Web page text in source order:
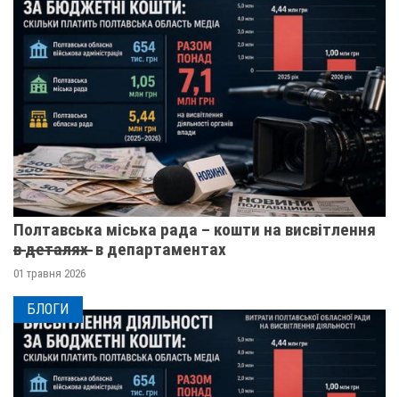
Полтавська міська рада – кошти на висвітлення
в̶ ̶д̶е̶т̶а̶л̶я̶х̶ ̶ в департаментах
01 травня 2026
БЛОГИ